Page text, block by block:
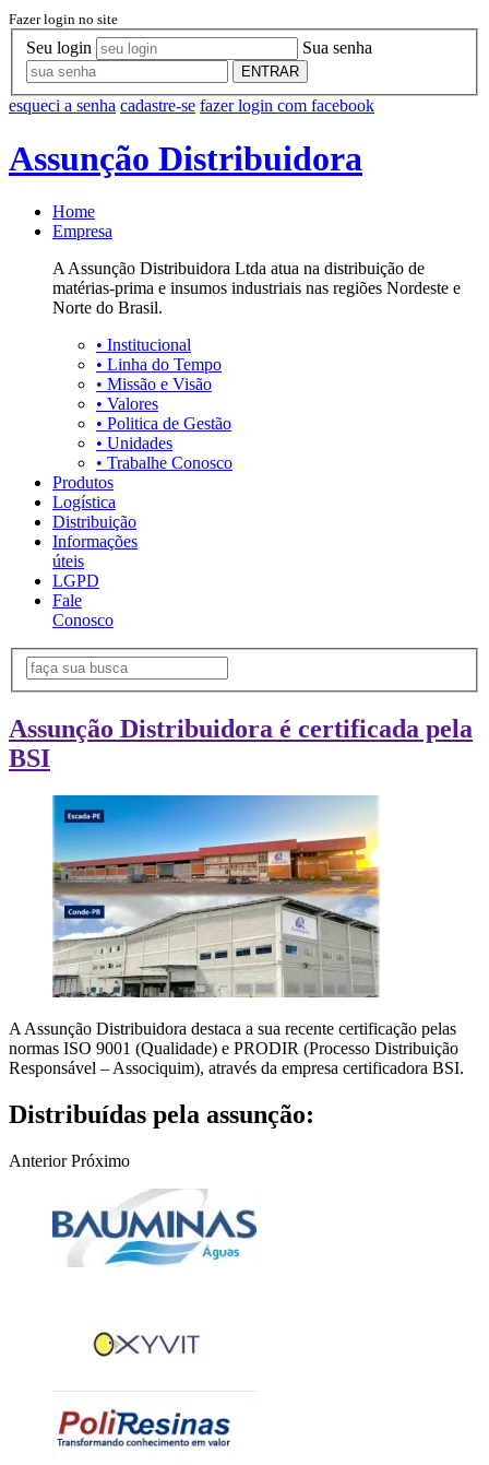
Fazer login no site
Seu login Sua senha
ENTRAR
esqueci a senha cadastre-se fazer login com facebook
Assunção Distribuidora
Home
Empresa
A Assunção Distribuidora Ltda atua na distribuição de
matérias-prima e insumos industriais nas regiões Nordeste e
Norte do Brasil.
• Institucional
• Linha do Tempo
• Missão e Visão
• Valores
• Politica de Gestão
• Unidades
• Trabalhe Conosco
Produtos
Logística
Distribuição
Informações
úteis
LGPD
Fale
Conosco
Assunção Distribuidora é certificada pela
BSI
A Assunção Distribuidora destaca a sua recente certificação pelas
normas ISO 9001 (Qualidade) e PRODIR (Processo Distribuição
Responsável – Associquim), através da empresa certificadora BSI.
Distribuídas pela assunção:
Anterior Próximo